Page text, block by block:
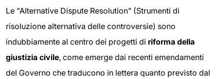
Le "Alternative Dispute Resolution" (Strumenti di
risoluzione alternativa delle controversie) sono
indubbiamente al centro dei progetti di riforma della
giustizia civile, come emerge dai recenti emendamenti
del Governo che traducono in lettera quanto previsto dal